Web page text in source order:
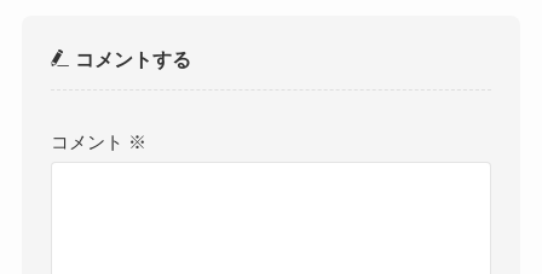
コメントする
コメント ※